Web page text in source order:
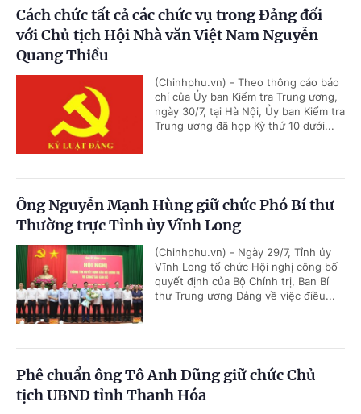
Cách chức tất cả các chức vụ trong Đảng đối
với Chủ tịch Hội Nhà văn Việt Nam Nguyễn
Quang Thiều
(Chinhphu.vn) - Theo thông cáo báo
chí của Ủy ban Kiểm tra Trung ương,
ngày 30/7, tại Hà Nội, Ủy ban Kiểm tra
Trung ương đã họp Kỳ thứ 10 dưới...
Ông Nguyễn Mạnh Hùng giữ chức Phó Bí thư
Thường trực Tỉnh ủy Vĩnh Long
(Chinhphu.vn) - Ngày 29/7, Tỉnh ủy
Vĩnh Long tổ chức Hội nghị công bố
quyết định của Bộ Chính trị, Ban Bí
thư Trung ương Đảng về việc điều...
Phê chuẩn ông Tô Anh Dũng giữ chức Chủ
tịch UBND tỉnh Thanh Hóa